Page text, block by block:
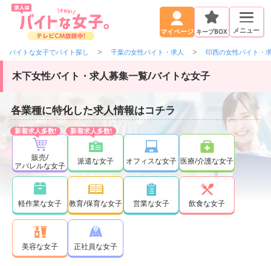
マイページ キープBOX メニュー
バイトな女子でバイト探し 千葉の女性バイト・求人 印西の女性バイト・
木下女性バイト・求人募集一覧/バイトな女子
各業種に特化した求人情報はコチラ
販売/
アパレルな女子
派遣な女子 オフィスな女子 医療/介護な女子
軽作業な女子 教育/保育な女子 営業な女子 飲食な女子
美容な女子 正社員な女子